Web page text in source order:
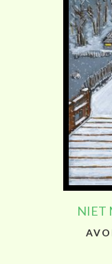
NIET